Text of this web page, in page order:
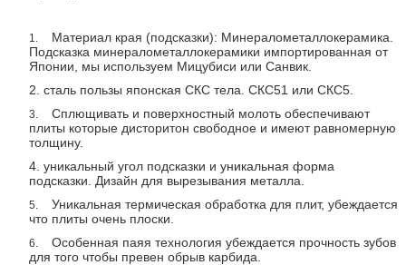
1. Материал края (подсказки): Минералометаллокерамика.
Подсказка минералометаллокерамики импортированная от
Японии, мы используем Мицубиси или Санвик.
2. сталь пользы японская СКС тела. СКС51 или СКС5.
3. Сплющивать и поверхностный молоть обеспечивают
плиты которые дисторитон свободное и имеют равномерную
толщину.
4. уникальный угол подсказки и уникальная форма
подсказки. Дизайн для вырезывания металла.
5. Уникальная термическая обработка для плит, убеждается
что плиты очень плоски.
6. Особенная паяя технология убеждается прочность зубов
для того чтобы превен обрыв карбида.